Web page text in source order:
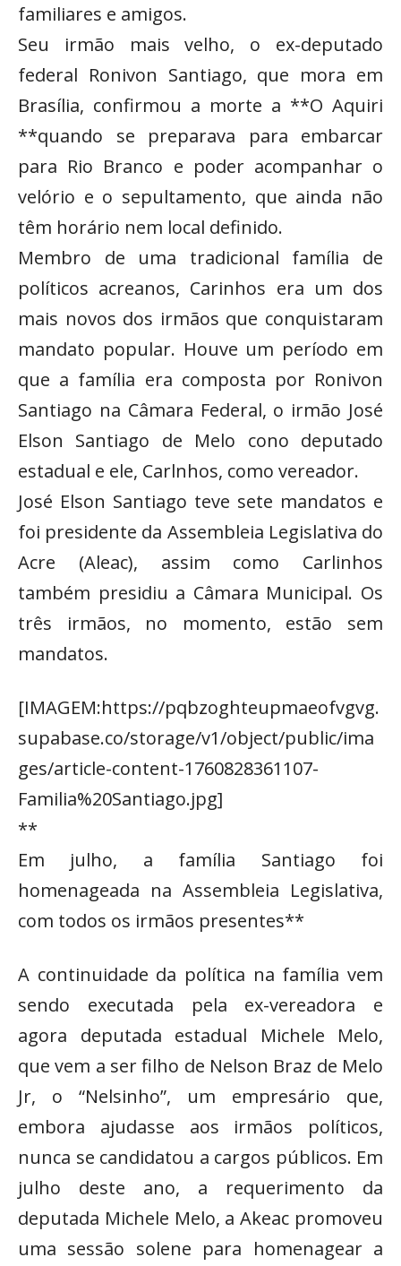
familiares e amigos.
Seu irmão mais velho, o ex-deputado
federal Ronivon Santiago, que mora em
Brasília, confirmou a morte a **O Aquiri
**quando se preparava para embarcar
para Rio Branco e poder acompanhar o
velório e o sepultamento, que ainda não
têm horário nem local definido.
Membro de uma tradicional família de
políticos acreanos, Carinhos era um dos
mais novos dos irmãos que conquistaram
mandato popular. Houve um período em
que a família era composta por Ronivon
Santiago na Câmara Federal, o irmão José
Elson Santiago de Melo cono deputado
estadual e ele, Carlnhos, como vereador.
José Elson Santiago teve sete mandatos e
foi presidente da Assembleia Legislativa do
Acre (Aleac), assim como Carlinhos
também presidiu a Câmara Municipal. Os
três irmãos, no momento, estão sem
mandatos.
[IMAGEM:https://pqbzoghteupmaeofvgvg.
supabase.co/storage/v1/object/public/ima
ges/article-content-1760828361107-
Familia%20Santiago.jpg]
**
Em julho, a família Santiago foi
homenageada na Assembleia Legislativa,
com todos os irmãos presentes**
A continuidade da política na família vem
sendo executada pela ex-vereadora e
agora deputada estadual Michele Melo,
que vem a ser filho de Nelson Braz de Melo
Jr, o “Nelsinho”, um empresário que,
embora ajudasse aos irmãos políticos,
nunca se candidatou a cargos públicos. Em
julho deste ano, a requerimento da
deputada Michele Melo, a Akeac promoveu
uma sessão solene para homenagear a